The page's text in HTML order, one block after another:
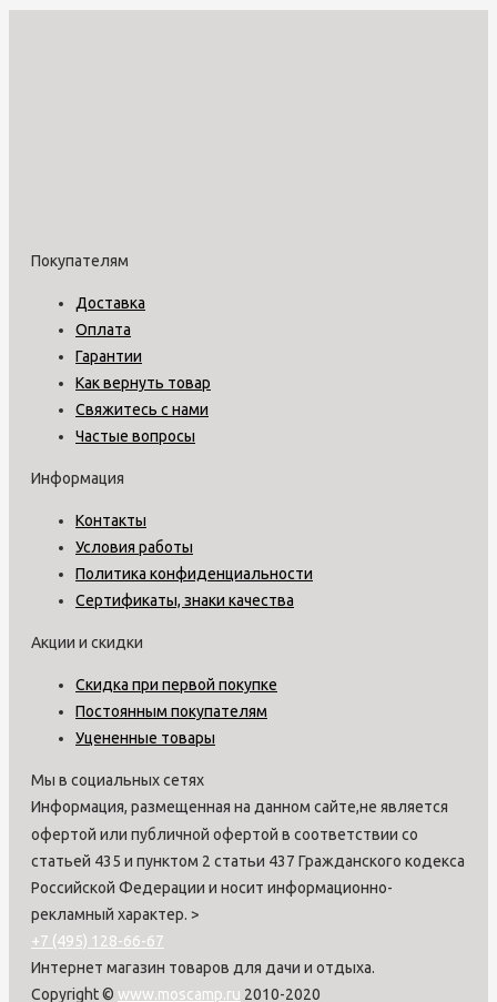
Покупателям
Доставка
Оплата
Гарантии
Как вернуть товар
Свяжитесь с нами
Частые вопросы
Информация
Контакты
Условия работы
Политика конфиденциальности
Сертификаты, знаки качества
Акции и скидки
Скидка при первой покупке
Постоянным покупателям
Уцененные товары
Мы в социальных сетях
Информация, размещенная на данном сайте,не является
офертой или публичной офертой в соответствии со
статьей 435 и пунктом 2 статьи 437 Гражданского кодекса
Российской Федерации и носит информационно-
рекламный характер. >
+7 (495) 128-66-67
Интернет магазин товаров для дачи и отдыха.
Copyright © www.moscamp.ru 2010-2020